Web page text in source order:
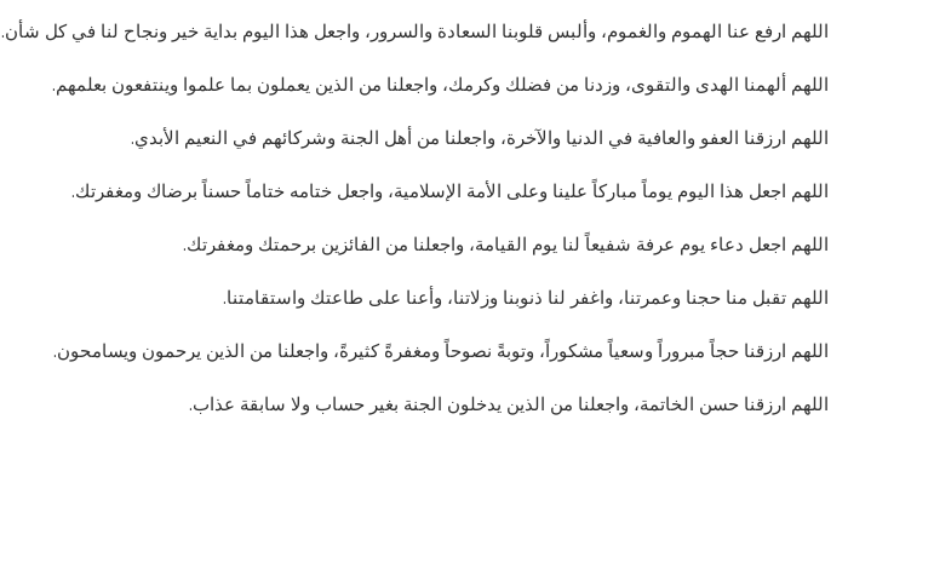
اللهم ارفع عنا الهموم والغموم، وألبس قلوبنا السعادة والسرور، واجعل هذا اليوم بداية خير ونجاح لنا في كل شأن.
اللهم ألهمنا الهدى والتقوى، وزدنا من فضلك وكرمك، واجعلنا من الذين يعملون بما علموا وينتفعون بعلمهم.
اللهم ارزقنا العفو والعافية في الدنيا والآخرة، واجعلنا من أهل الجنة وشركائهم في النعيم الأبدي.
اللهم اجعل هذا اليوم يوماً مباركاً علينا وعلى الأمة الإسلامية، واجعل ختامه ختاماً حسناً برضاك ومغفرتك.
اللهم اجعل دعاء يوم عرفة شفيعاً لنا يوم القيامة، واجعلنا من الفائزين برحمتك ومغفرتك.
اللهم تقبل منا حجنا وعمرتنا، واغفر لنا ذنوبنا وزلاتنا، وأعنا على طاعتك واستقامتنا.
اللهم ارزقنا حجاً مبروراً وسعياً مشكوراً، وتوبةً نصوحاً ومغفرةً كثيرةً، واجعلنا من الذين يرحمون ويسامحون.
اللهم ارزقنا حسن الخاتمة، واجعلنا من الذين يدخلون الجنة بغير حساب ولا سابقة عذاب.